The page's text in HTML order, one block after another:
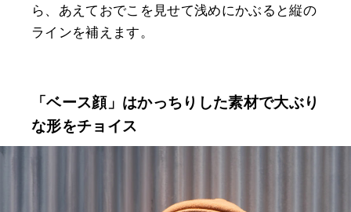
ら、あえておでこを見せて浅めにかぶると縦の
ラインを補えます。
「ベース顔」はかっちりした素材で大ぶり
な形をチョイス